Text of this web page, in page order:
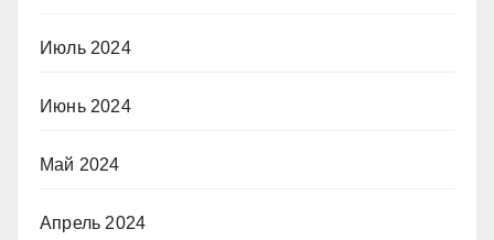
Июль 2024
Июнь 2024
Май 2024
Апрель 2024